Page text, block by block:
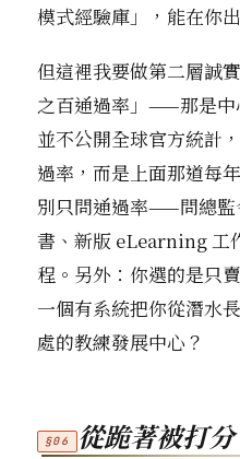
模式經驗庫」，能在你
但這裡我要做第二層誠
之百通過率」——那是
並不公開全球官方統計
過率，而是上面那道每
別只問通過率——問總監
書、新版 eLearning 工
程。另外：你選的是只
一個有系統把你從潛水
處的教練發展中心？
從跪著被打